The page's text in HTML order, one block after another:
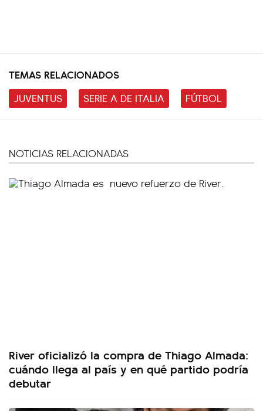
TEMAS RELACIONADOS
JUVENTUS
SERIE A DE ITALIA FÚTBOL
NOTICIAS RELACIONADAS
River oficializó la compra de Thiago Almada:
cuándo llega al país y en qué partido podría
debutar